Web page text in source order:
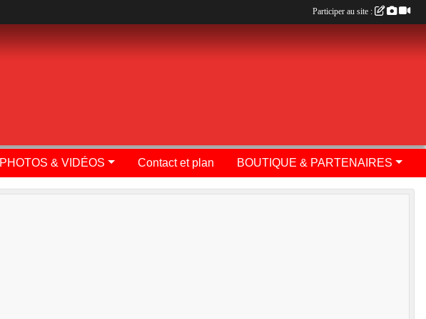
PHOTOS & VIDÉOS Contact et plan BOUTIQUE & PARTENAIRES
Participer au site :